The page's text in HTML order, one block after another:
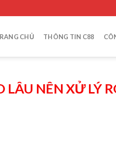
CHỦ THÔNG TIN C88
LÂU NÊN XỬ LÝ